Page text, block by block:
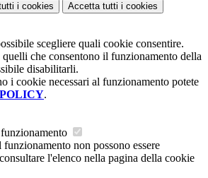
i cookies Accetta tutti i cookies
scegliere quali cookie consentire.
che consentono il funzionamento della
disabilitarli.
i cookie necessari al funzionamento potete
.
non possono essere
l'elenco nella pagina della cookie